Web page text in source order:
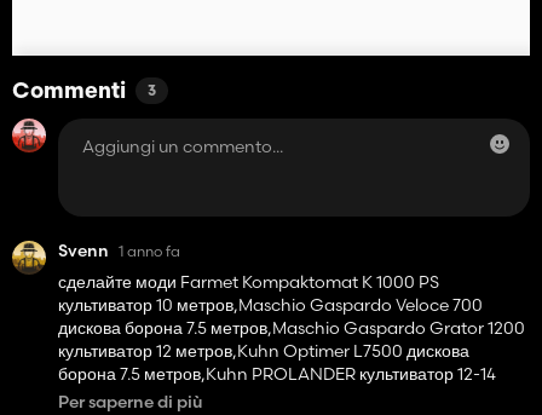
Commenti 3
Svenn 1 anno fa
сделайте моди Farmet Kompaktomat K 1000 PS
культиватор 10 метров,Maschio Gaspardo Veloce 700
дискова борона 7.5 метров,Maschio Gaspardo Grator 1200
культиватор 12 метров,Kuhn Optimer L7500 дискова
борона 7.5 метров,Kuhn PROLANDER культиватор 12-14
метров,Amazone CatrosXL 03-2TX дискова борона 7.5
Per saperne di più